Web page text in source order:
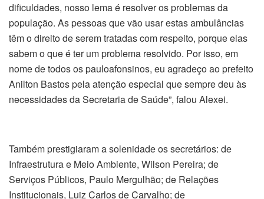
dificuldades, nosso lema é resolver os problemas da
população. As pessoas que vão usar estas ambulâncias
têm o direito de serem tratadas com respeito, porque elas
sabem o que é ter um problema resolvido. Por isso, em
nome de todos os pauloafonsinos, eu agradeço ao prefeito
Anilton Bastos pela atenção especial que sempre deu às
necessidades da Secretaria de Saúde”, falou Alexei.
Também prestigiaram a solenidade os secretários: de
Infraestrutura e Meio Ambiente, Wilson Pereira; de
Serviços Públicos, Paulo Mergulhão; de Relações
Institucionais, Luiz Carlos de Carvalho; de